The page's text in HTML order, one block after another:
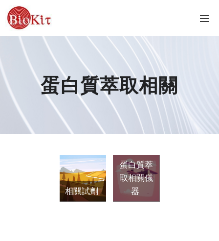
蛋白質萃取相關
相關試劑
蛋白質萃
取相關儀
器